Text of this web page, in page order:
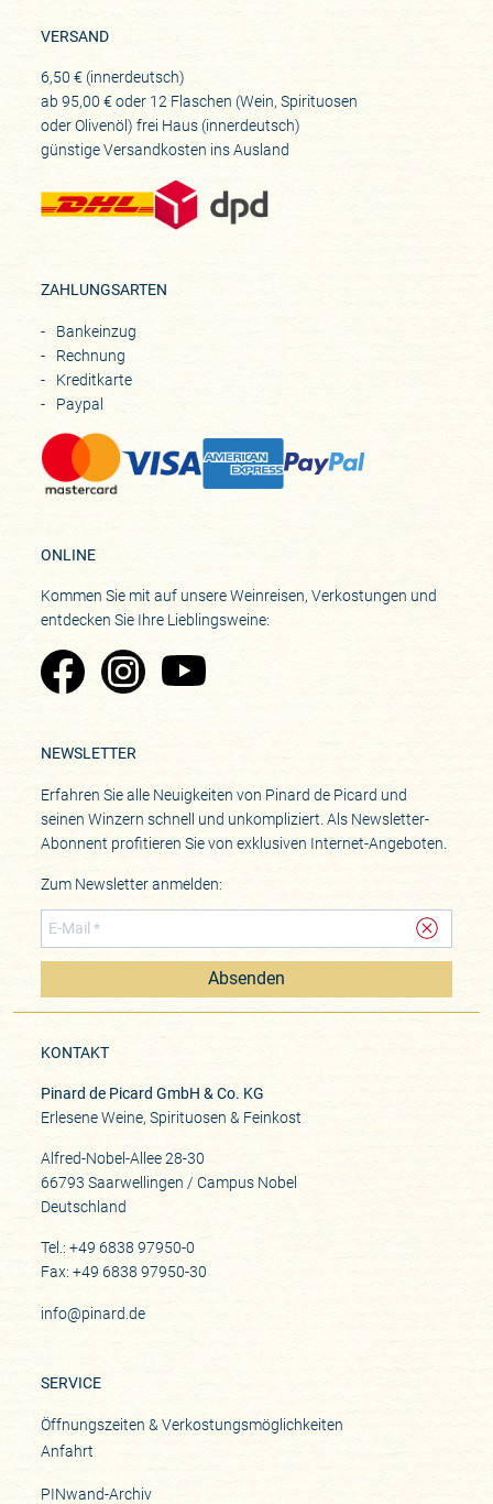
VERSAND
6,50 € (innerdeutsch)
ab 95,00 € oder 12 Flaschen (Wein, Spirituosen
oder Olivenöl) frei Haus (innerdeutsch)
günstige Versandkosten ins Ausland
ZAHLUNGSARTEN
Bankeinzug
Rechnung
Kreditkarte
Paypal
ONLINE
Kommen Sie mit auf unsere Weinreisen, Verkostungen und
entdecken Sie Ihre Lieblingsweine:
Zu Pinard's Facebook-Seite
Zu Pinard's Instagram-Seite
Zu Pinard's YouTube-Seite
NEWSLETTER
Erfahren Sie alle Neuigkeiten von Pinard de Picard und
seinen Winzern schnell und unkompliziert. Als Newsletter-
Abonnent profitieren Sie von exklusiven Internet-Angeboten.
Zum Newsletter anmelden:
Absenden
KONTAKT
Pinard de Picard GmbH & Co. KG
Erlesene Weine, Spirituosen & Feinkost
Alfred-Nobel-Allee 28-30
66793 Saarwellingen / Campus Nobel
Deutschland
Tel.: +49 6838 97950-0
Fax: +49 6838 97950-30
info@pinard.de
SERVICE
Öffnungszeiten & Verkostungsmöglichkeiten
Anfahrt
PINwand-Archiv